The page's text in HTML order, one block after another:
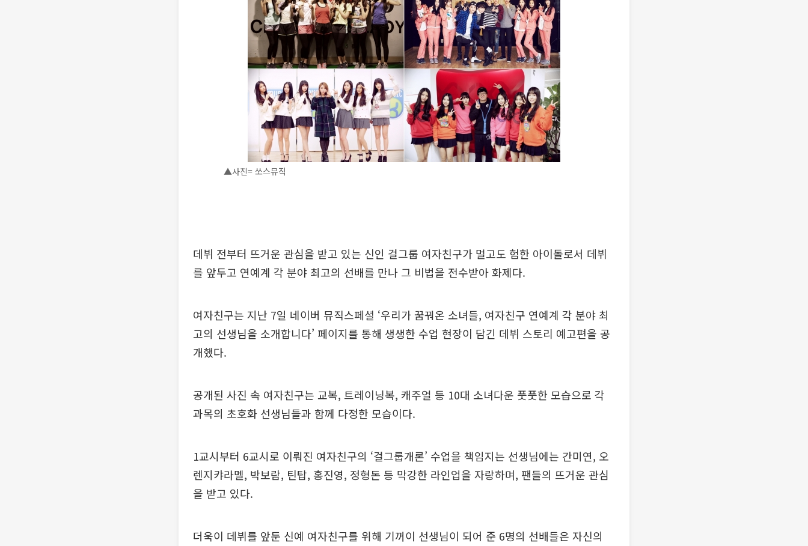
▲사진= 쏘스뮤직
데뷔 전부터 뜨거운 관심을 받고 있는 신인 걸그룹 여자친구가 멀고도 험한 아이돌로서 데뷔
를 앞두고 연예계 각 분야 최고의 선배를 만나 그 비법을 전수받아 화제다.
여자친구는 지난 7일 네이버 뮤직스페셜 ‘우리가 꿈꿔온 소녀들, 여자친구 연예계 각 분야 최
고의 선생님을 소개합니다’ 페이지를 통해 생생한 수업 현장이 담긴 데뷔 스토리 예고편을 공
개했다.
공개된 사진 속 여자친구는 교복, 트레이닝복, 캐주얼 등 10대 소녀다운 풋풋한 모습으로 각
과목의 초호화 선생님들과 함께 다정한 모습이다.
1교시부터 6교시로 이뤄진 여자친구의 ‘걸그룹개론’ 수업을 책임지는 선생님에는 간미연, 오
렌지캬라멜, 박보람, 틴탑, 홍진영, 정형돈 등 막강한 라인업을 자랑하며, 팬들의 뜨거운 관심
을 받고 있다.
더욱이 데뷔를 앞둔 신예 여자친구를 위해 기꺼이 선생님이 되어 준 6명의 선배들은 자신의